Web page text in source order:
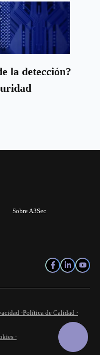
la detección?
Sobre A3Sec
·Política de Calidad ·
·